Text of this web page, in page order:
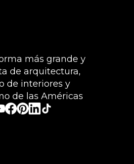
más grande y
de arquitectura,
de interiores y
de las Américas